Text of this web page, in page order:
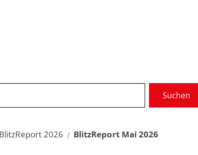
Kommunale Dienste
Suchen
BlitzReport 2026 BlitzReport Mai 2026